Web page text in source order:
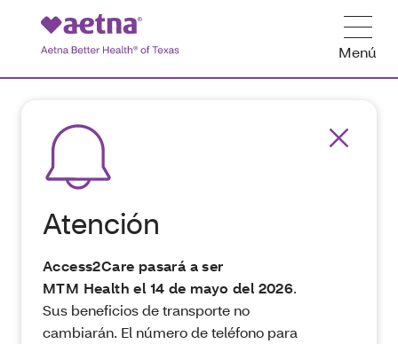
Menú
Atención
Access2Care pasará a ser
MTM Health el 14 de mayo del 2026.
Sus beneficios de transporte no
cambiarán. El número de teléfono para